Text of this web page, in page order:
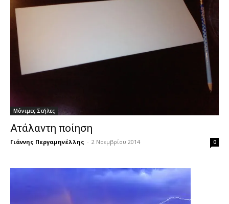
Μόνιμες Στήλες
Ατάλαντη ποίηση
Γιάννης Περγαμηνέλλης - 2 Νοεμβρίου 2014 0